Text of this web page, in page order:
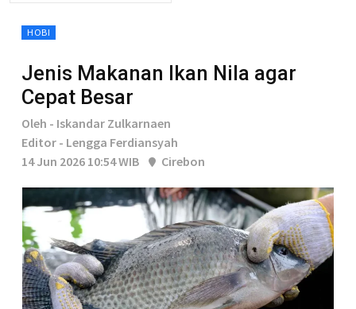
HOBI
Jenis Makanan Ikan Nila agar
Cepat Besar
Oleh - Iskandar Zulkarnaen
Editor - Lengga Ferdiansyah
14 Jun 2026 10:54 WIB
Cirebon